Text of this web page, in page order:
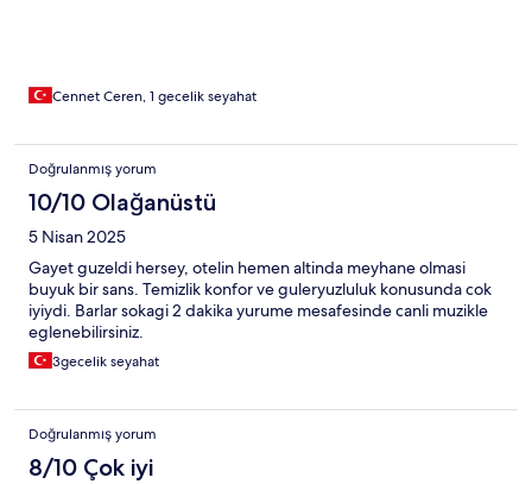
Cennet Ceren, 1 gecelik seyahat
Doğrulanmış yorum
10/10 Olağanüstü
5 Nisan 2025
Gayet guzeldi hersey, otelin hemen altinda meyhane olmasi
buyuk bir sans. Temizlik konfor ve guleryuzluluk konusunda cok
iyiydi. Barlar sokagi 2 dakika yurume mesafesinde canli muzikle
eglenebilirsiniz.
3gecelik seyahat
Doğrulanmış yorum
8/10 Çok iyi